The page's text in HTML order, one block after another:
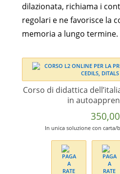
dilazionata, richiama i
regolari e ne favorisce la
memoria a lungo termine.
Corso di didattica
in
350,00
In unica soluzione con